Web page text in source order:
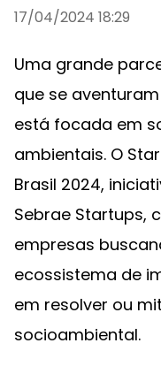
17/04/2024 18:29
Uma grande
que se
está focada em
ambientais. O
Brasil 2024,
Sebrae Startups,
empresas
ecossistema de
em resolver ou
socioambiental.